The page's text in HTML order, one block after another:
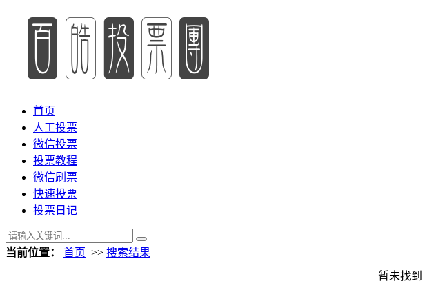
首页
人工投票
微信投票
投票教程
微信刷票
快速投票
投票日记
当前位置： 首页 >> 搜索结果
暂未找到